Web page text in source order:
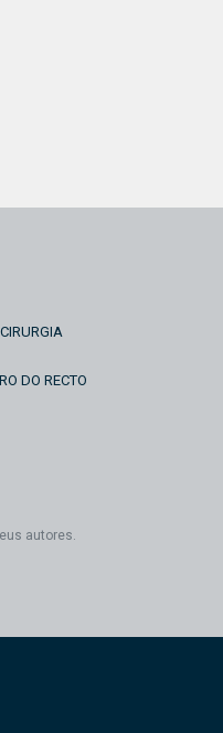
DO RECTO
autores.